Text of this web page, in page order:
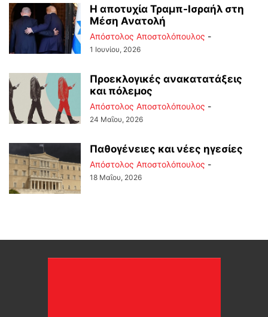
Η αποτυχία Τραμπ-Ισραήλ στη
Μέση Ανατολή
Απόστολος Αποστολόπουλος -
1 Ιουνίου, 2026
Προεκλογικές ανακατατάξεις
και πόλεμος
Απόστολος Αποστολόπουλος -
24 Μαΐου, 2026
Παθογένειες και νέες ηγεσίες
Απόστολος Αποστολόπουλος -
18 Μαΐου, 2026